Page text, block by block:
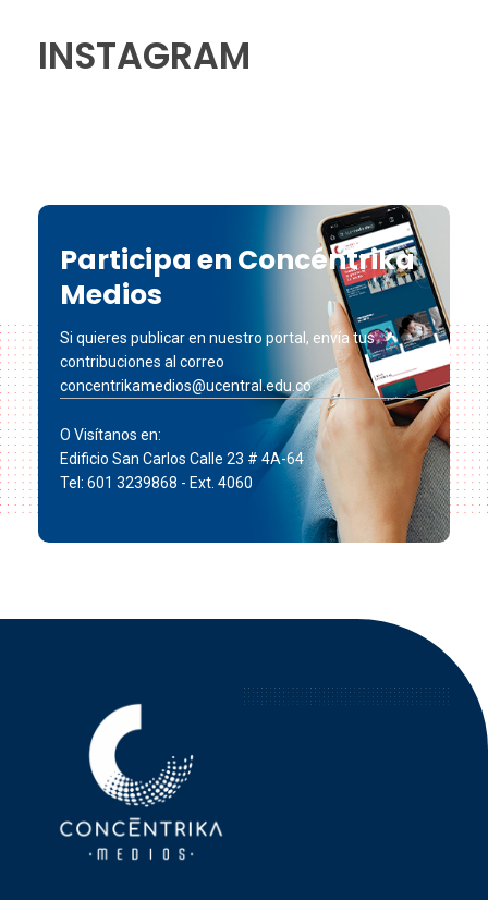
INSTAGRAM
Participa en Concéntrika
Medios
Si quieres publicar en nuestro portal, envía tus
contribuciones al correo
concentrikamedios@ucentral.edu.co
O Visítanos en:
Edificio San Carlos Calle 23 # 4A-64
Tel: 601 3239868 - Ext. 4060